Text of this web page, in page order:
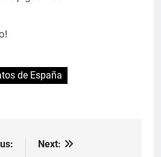
de España
Next: